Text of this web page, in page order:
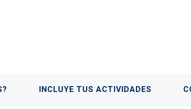
INCLUYE TUS ACTIVIDADES